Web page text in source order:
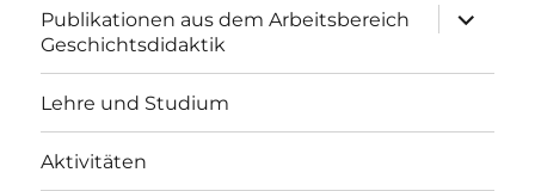
Publikationen aus dem Arbeitsbereich
Geschichtsdidaktik
öffnen
Lehre und Studium
Aktivitäten